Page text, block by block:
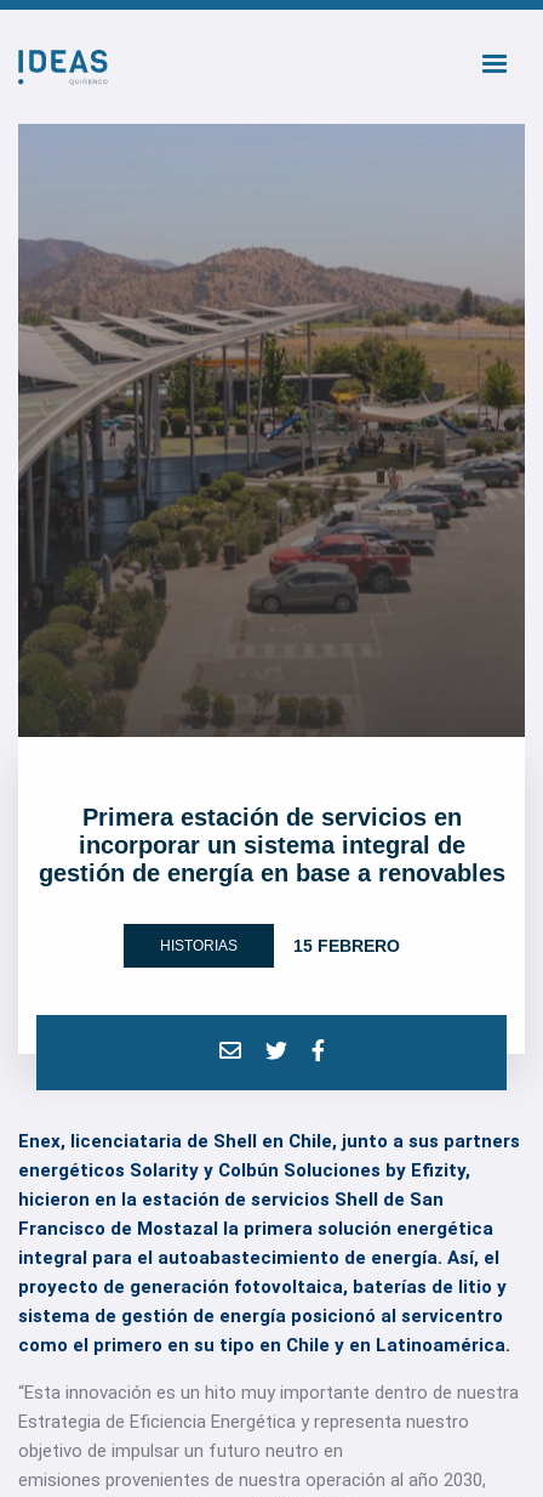
Primera estación de servicios en
incorporar un sistema integral de
gestión de energía en base a renovables
HISTORIAS 15 FEBRERO
Enex, licenciataria de Shell en Chile, junto a sus partners
energéticos Solarity y Colbún Soluciones by Efizity,
hicieron en la estación de servicios Shell de San
Francisco de Mostazal la primera solución energética
integral para el autoabastecimiento de energía. Así, el
proyecto de generación fotovoltaica, baterías de litio y
sistema de gestión de energía posicionó al servicentro
como el primero en su tipo en Chile y en Latinoamérica.
“Esta innovación es un hito muy importante dentro de nuestra
Estrategia de Eficiencia Energética y representa nuestro
objetivo de impulsar un futuro neutro en
emisiones provenientes de nuestra operación al año 2030,